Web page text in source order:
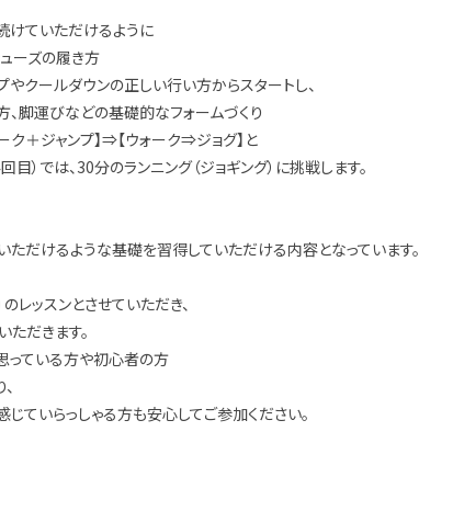
けていただけるように
ーズの履き方
クールダウンの正しい行い方からスタートし、
脚運びなどの基礎的なフォームづくり
ク＋ジャンプ】⇒【ウォーク⇒ジョグ】と
）では、30分のランニング（ジョギング）に挑戦します。
ただけるような基礎を習得していただける内容となっています。
レッスンとさせていただき、
だきます。
っている方や初心者の方
いらっしゃる方も安心してご参加ください。